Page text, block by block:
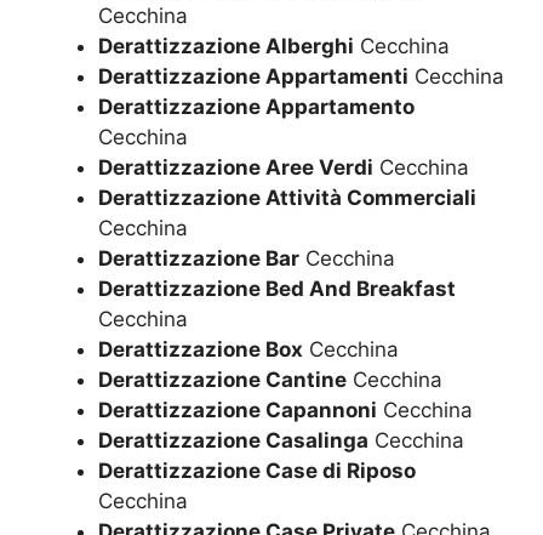
Cecchina
Derattizzazione Alberghi Cecchina
Derattizzazione Appartamenti Cecchina
Derattizzazione Appartamento
Cecchina
Derattizzazione Aree Verdi Cecchina
Derattizzazione Attività Commerciali
Cecchina
Derattizzazione Bar Cecchina
Derattizzazione Bed And Breakfast
Cecchina
Derattizzazione Box Cecchina
Derattizzazione Cantine Cecchina
Derattizzazione Capannoni Cecchina
Derattizzazione Casalinga Cecchina
Derattizzazione Case di Riposo
Cecchina